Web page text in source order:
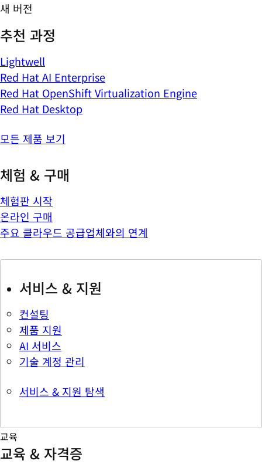
새 버전
추천 과정
Lightwell
Red Hat AI Enterprise
Red Hat OpenShift Virtualization Engine
Red Hat Desktop
모든 제품 보기
체험 & 구매
체험판 시작
온라인 구매
주요 클라우드 공급업체와의 연계
서비스 & 지원
컨설팅
제품 지원
AI 서비스
기술 계정 관리
서비스 & 지원 탐색
교육
교육 & 자격증